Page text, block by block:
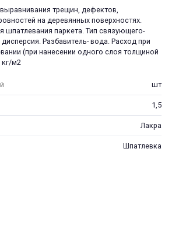
трещин, дефектов,
на деревянных поверхностях.
шпатлевания паркета. Тип связующего-
Разбавитель- вода. Расход при
(при нанесении одного слоя толщиной
кг/м2
шт
1,5
Лакра
Шпатлевка
25
раз в 2
Остались вопросы?
8 800 302-02-51
plait.ru